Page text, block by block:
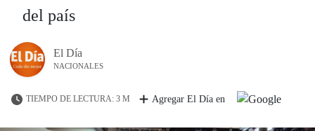
del país
El Día
NACIONALES
TIEMPO DE LECTURA: 3 M Agregar El Día en